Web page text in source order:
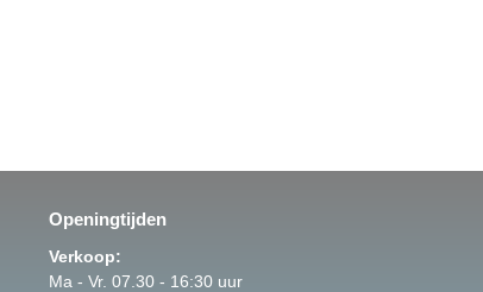
Openingtijden
Verkoop:
Ma - Vr. 07.30 - 16:30 uur